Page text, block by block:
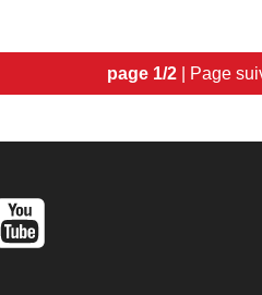
page 1/2 | Page